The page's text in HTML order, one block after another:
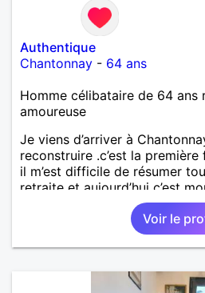
Authentique
Chantonnay - 64 ans
Homme célibataire de 64 ans
amoureuse
Je viens d’arriver à
reconstruire .c’est la
il m’est difficile de résumer
retraite et aujourd’hui c’est
!J’aimerais rencontrer
mêmes valeurs qui font de
Voir le